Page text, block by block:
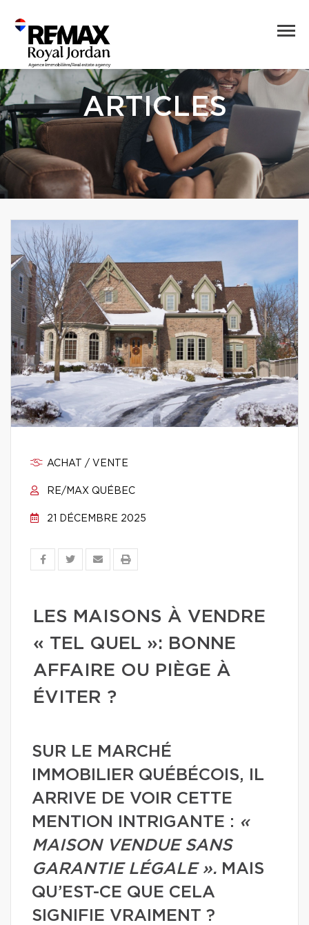
ARTICLES
ACHAT / VENTE
RE/MAX QUÉBEC
21 DÉCEMBRE 2025
LES MAISONS À VENDRE
« TEL QUEL »: BONNE
AFFAIRE OU PIÈGE À
ÉVITER ?
SUR LE MARCHÉ
IMMOBILIER QUÉBÉCOIS, IL
ARRIVE DE VOIR CETTE
MENTION INTRIGANTE : «
MAISON VENDUE SANS
GARANTIE LÉGALE ». MAIS
QU’EST-CE QUE CELA
SIGNIFIE VRAIMENT ?